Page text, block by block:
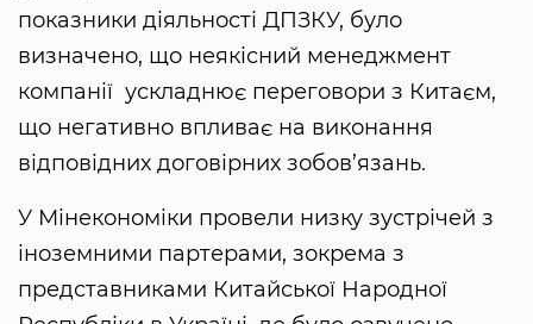
показники діяльності ДПЗКУ, було
визначено, що неякісний менеджмент
компанії ускладнює переговори з Китаєм,
що негативно впливає на виконання
відповідних договірних зобов’язань.
У Мінекономіки провели низку зустрічей з
іноземними партерами, зокрема з
представниками Китайської Народної